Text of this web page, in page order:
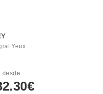
Yeux
desde